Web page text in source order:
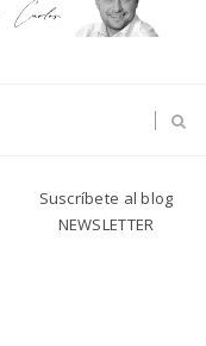
Suscríbete al blog
NEWSLETTER